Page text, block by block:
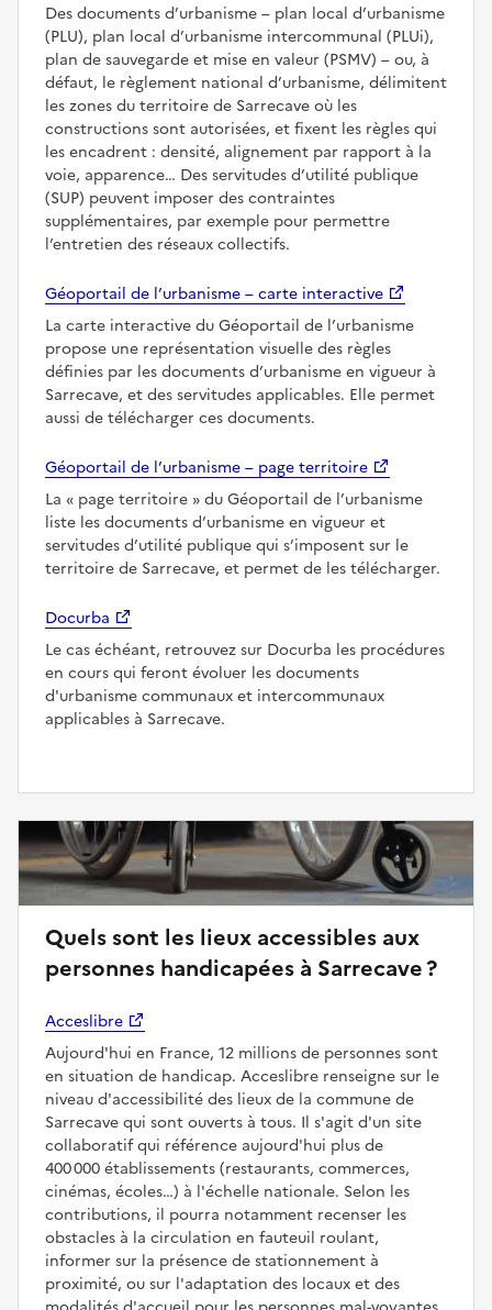
Des documents d’urbanisme – plan local d’urbanisme
(PLU), plan local d’urbanisme intercommunal (PLUi),
plan de sauvegarde et mise en valeur (PSMV) – ou, à
défaut, le règlement national d’urbanisme, délimitent
les zones du territoire de Sarrecave où les
constructions sont autorisées, et fixent les règles qui
les encadrent : densité, alignement par rapport à la
voie, apparence… Des servitudes d’utilité publique
(SUP) peuvent imposer des contraintes
supplémentaires, par exemple pour permettre
l’entretien des réseaux collectifs.
Géoportail de l’urbanisme – carte interactive
La carte interactive du Géoportail de l’urbanisme
propose une représentation visuelle des règles
définies par les documents d’urbanisme en vigueur à
Sarrecave, et des servitudes applicables. Elle permet
aussi de télécharger ces documents.
Géoportail de l’urbanisme – page territoire
La
page territoire
du Géoportail de l’urbanisme
liste les documents d’urbanisme en vigueur et
servitudes d’utilité publique qui s’imposent sur le
territoire de Sarrecave, et permet de les télécharger.
Docurba
Le cas échéant, retrouvez sur Docurba les procédures
en cours qui feront évoluer les documents
d'urbanisme communaux et intercommunaux
applicables à Sarrecave.
Quels sont les lieux accessibles aux
personnes handicapées à Sarrecave ?
Acceslibre
Aujourd'hui en France, 12 millions de personnes sont
en situation de handicap. Acceslibre renseigne sur le
niveau d'accessibilité des lieux de la commune de
Sarrecave qui sont ouverts à tous. Il s'agit d'un site
collaboratif qui référence aujourd'hui plus de
400 000 établissements (restaurants, commerces,
cinémas, écoles…) à l'échelle nationale. Selon les
contributions, il pourra notamment recenser les
obstacles à la circulation en fauteuil roulant,
informer sur la présence de stationnement à
proximité, ou sur l'adaptation des locaux et des